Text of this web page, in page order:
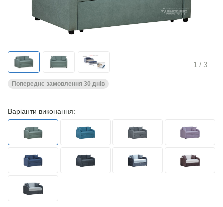
1 / 3
Попереднє замовлення 30 днів
Варіанти виконання: